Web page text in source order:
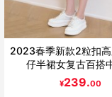
2023春季新款2粒扣
仔半裙女复古百搭
¥239.00